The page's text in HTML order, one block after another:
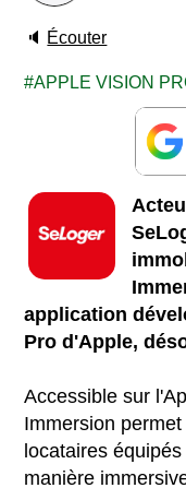
🔈 Écouter
APPLE VISION
application
Pro d'Apple,
Accessible sur
Immersion
locataires
manière